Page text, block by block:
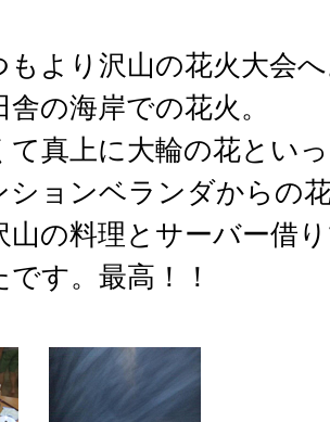
もより沢山の花火大会
の海岸での花火。
て真上に大輪の花とい
ションベランダからの
山の料理とサーバー借
す。最高！！